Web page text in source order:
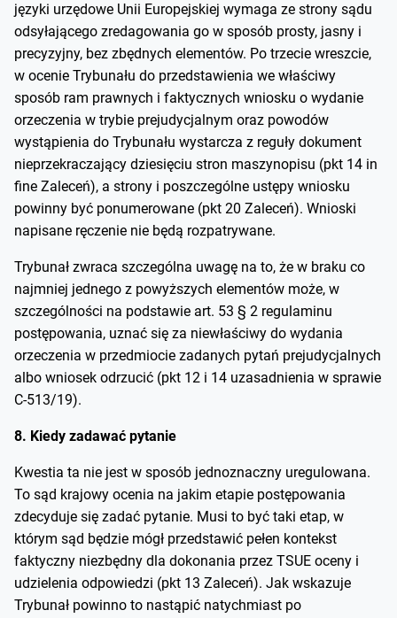
języki urzędowe Unii Europejskiej wymaga ze strony sądu
odsyłającego zredagowania go w sposób prosty, jasny i
precyzyjny, bez zbędnych elementów. Po trzecie wreszcie,
w ocenie Trybunału do przedstawienia we właściwy
sposób ram prawnych i faktycznych wniosku o wydanie
orzeczenia w trybie prejudycjalnym oraz powodów
wystąpienia do Trybunału wystarcza z reguły dokument
nieprzekraczający dziesięciu stron maszynopisu (pkt 14 in
fine Zaleceń), a strony i poszczególne ustępy wniosku
powinny być ponumerowane (pkt 20 Zaleceń). Wnioski
napisane ręczenie nie będą rozpatrywane.
Trybunał zwraca szczególna uwagę na to, że w braku co
najmniej jednego z powyższych elementów może, w
szczególności na podstawie art. 53 § 2 regulaminu
postępowania, uznać się za niewłaściwy do wydania
orzeczenia w przedmiocie zadanych pytań prejudycjalnych
albo wniosek odrzucić (pkt 12 i 14 uzasadnienia w sprawie
C-513/19).
8. Kiedy zadawać pytanie
Kwestia ta nie jest w sposób jednoznaczny uregulowana.
To sąd krajowy ocenia na jakim etapie postępowania
zdecyduje się zadać pytanie. Musi to być taki etap, w
którym sąd będzie mógł przedstawić pełen kontekst
faktyczny niezbędny dla dokonania przez TSUE oceny i
udzielenia odpowiedzi (pkt 13 Zaleceń). Jak wskazuje
Trybunał powinno to nastąpić natychmiast po